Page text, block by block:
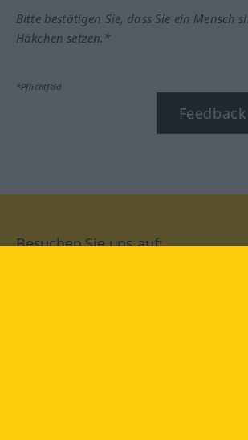
Bitte bestätigen Sie, dass Sie ein Mensch
Häkchen setzen.*
*Pflichtfeld
Besuchen Sie uns auf: